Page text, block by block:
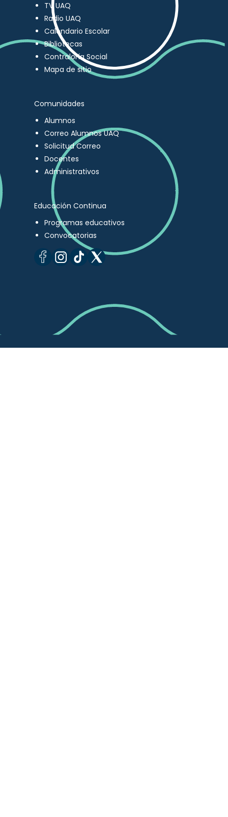
TV UAQ
Radio UAQ
Calendario Escolar
Bibliotecas
Contraloría Social
Mapa de sitio
Comunidades
Alumnos
Correo Alumnos UAQ
Solicitud Correo
Docentes
Administrativos
Educación Continua
Programas educativos
Convocatorias